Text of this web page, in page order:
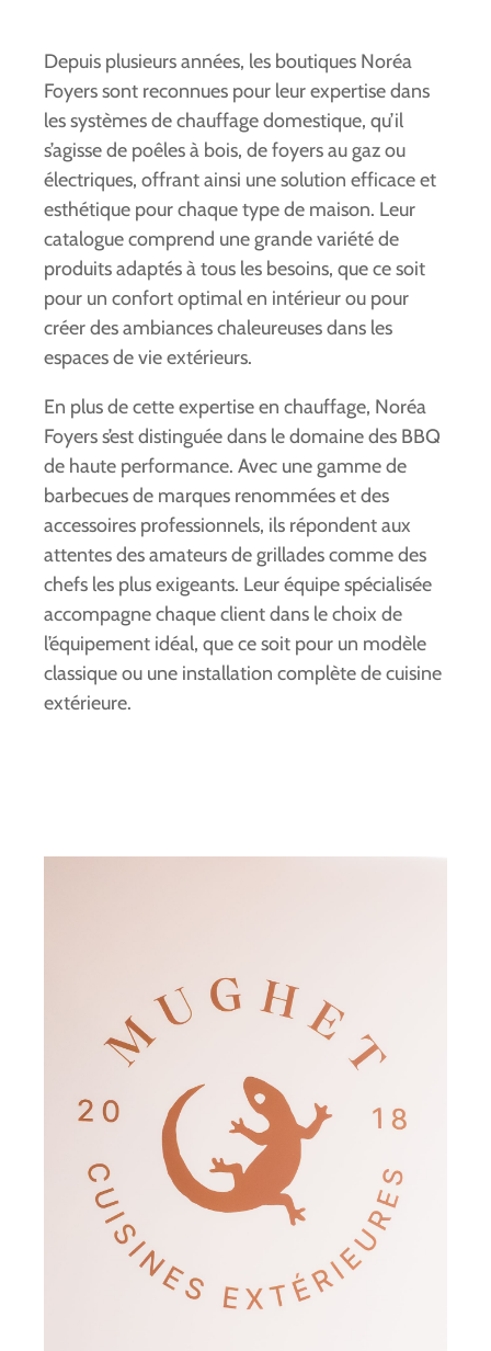
Depuis plusieurs années, les boutiques Noréa
Foyers sont reconnues pour leur expertise dans
les systèmes de chauffage domestique, qu’il
s’agisse de poêles à bois, de foyers au gaz ou
électriques, offrant ainsi une solution efficace et
esthétique pour chaque type de maison. Leur
catalogue comprend une grande variété de
produits adaptés à tous les besoins, que ce soit
pour un confort optimal en intérieur ou pour
créer des ambiances chaleureuses dans les
espaces de vie extérieurs.
En plus de cette expertise en chauffage, Noréa
Foyers s’est distinguée dans le domaine des BBQ
de haute performance. Avec une gamme de
barbecues de marques renommées et des
accessoires professionnels, ils répondent aux
attentes des amateurs de grillades comme des
chefs les plus exigeants. Leur équipe spécialisée
accompagne chaque client dans le choix de
l’équipement idéal, que ce soit pour un modèle
classique ou une installation complète de cuisine
extérieure.